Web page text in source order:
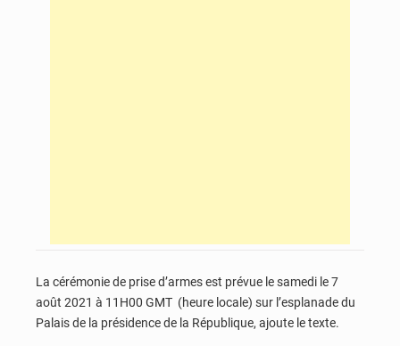
La cérémonie de prise d’armes est prévue le samedi le 7
août 2021 à 11H00 GMT (heure locale) sur l’esplanade du
Palais de la présidence de la République, ajoute le texte.